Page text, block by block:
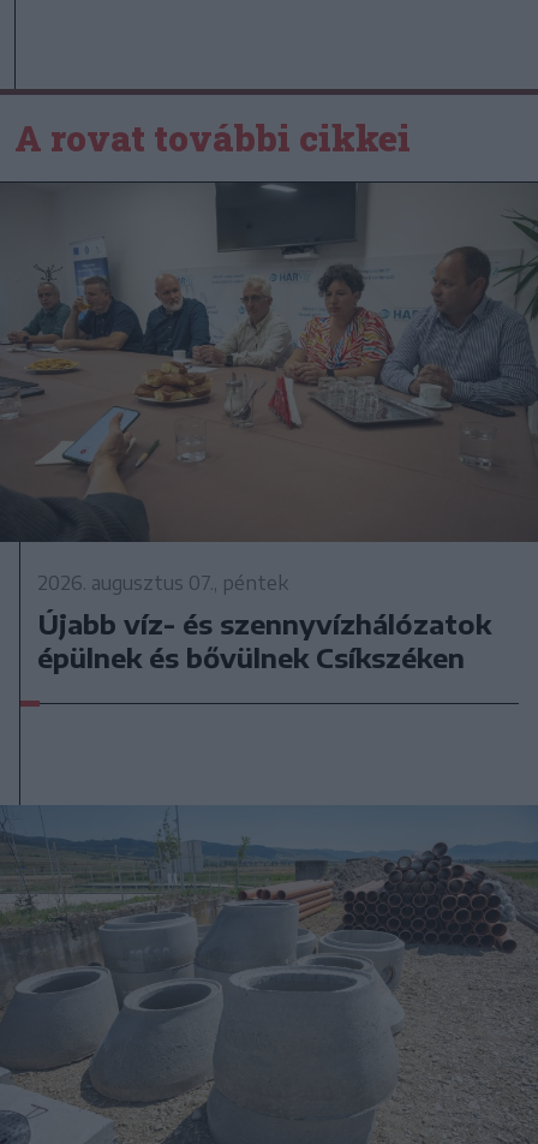
A rovat további cikkei
2026. augusztus 07., péntek
Újabb víz- és szennyvízhálózatok
épülnek és bővülnek Csíkszéken